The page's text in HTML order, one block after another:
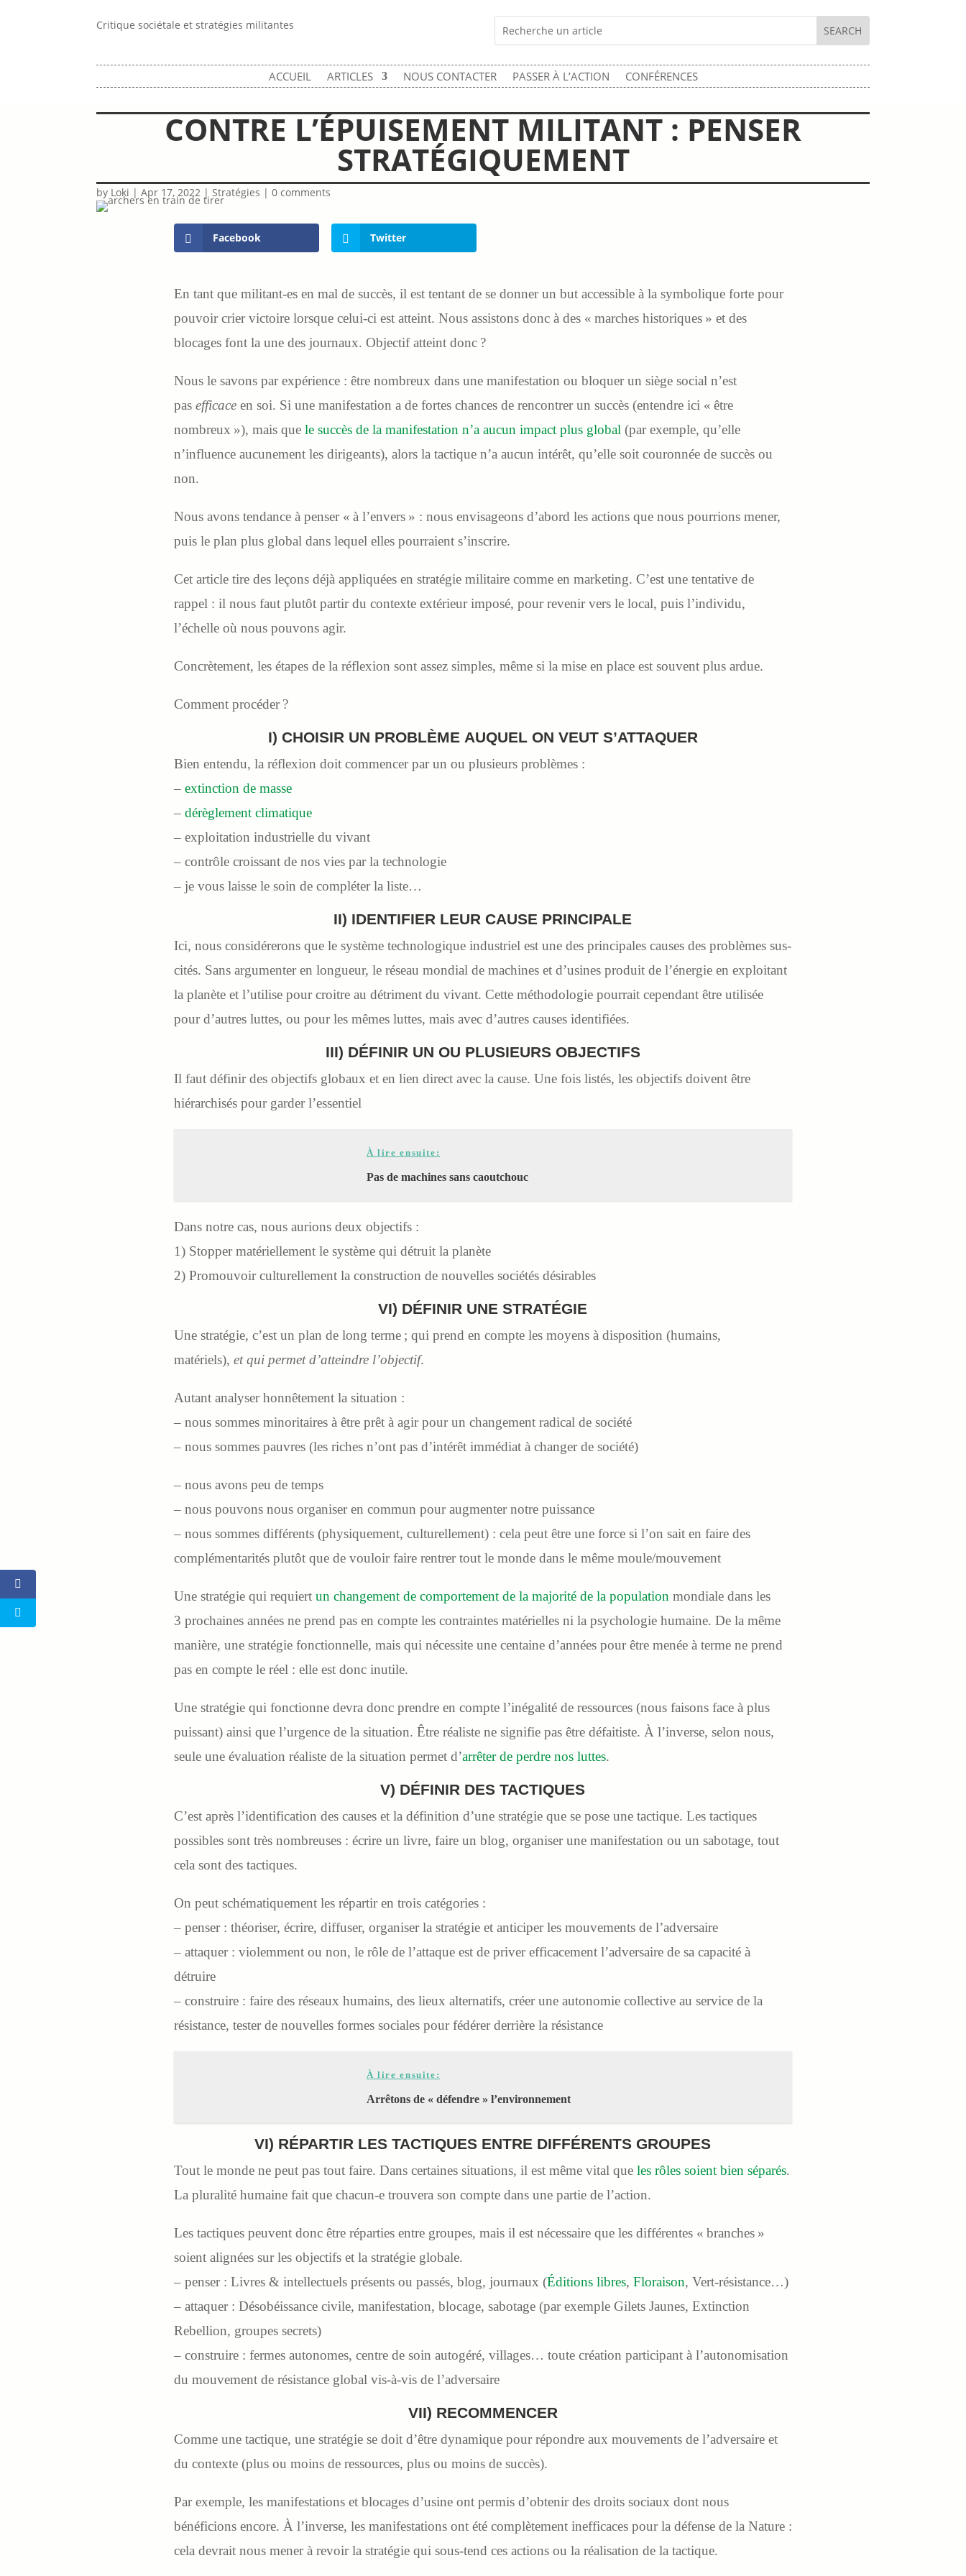
Critique sociétale et stratégies militantes
ACCUEIL ARTICLES NOUS CONTACTER PASSER À L’ACTION CONFÉRENCES
CONTRE L’ÉPUISEMENT MILITANT : PENSER
STRATÉGIQUEMENT
by Loki |Apr 17, 2022 |Stratégies |0 comments
Facebook Twitter
En tant que militant-es en mal de succès, il est tentant de se donner un but accessible à la symbolique forte pour
pouvoir crier victoire lorsque celui-ci est atteint. Nous assistons donc à des « marches historiques » et des
blocages font la une des journaux. Objectif atteint donc ?
Nous le savons par expérience : être nombreux dans une manifestation ou bloquer un siège social n’est
pas efficaceen soi. Si une manifestation a de fortes chances de rencontrer un succès (entendre ici « être
nombreux »), mais quele succès de la manifestation n’a aucun impact plus global (par exemple, qu’elle
n’influence aucunement les dirigeants), alors la tactique n’a aucun intérêt, qu’elle soit couronnée de succès ou
non.
Nous avons tendance à penser « à l’envers » : nous envisageons d’abord les actions que nous pourrions mener,
puis le plan plus global dans lequel elles pourraient s’inscrire.
Cet article tire des leçons déjà appliquées en stratégie militaire comme en marketing. C’est une tentative de
rappel : il nous faut plutôt partir du contexte extérieur imposé, pour revenir vers le local, puis l’individu,
l’échelle où nous pouvons agir.
Concrètement, les étapes de la réflexion sont assez simples, même si la mise en place est souvent plus ardue.
Comment procéder ?
I) CHOISIR UN PROBLÈME AUQUEL ON VEUT S’ATTAQUER
Bien entendu, la réflexion doit commencer par un ou plusieurs problèmes :
– extinction de masse
– dérèglement climatique
– exploitation industrielle du vivant
– contrôle croissant de nos vies par la technologie
– je vous laisse le soin de compléter la liste…
II) IDENTIFIER LEUR CAUSE PRINCIPALE
Ici, nous considérerons que le système technologique industriel est une des principales causes des problèmes sus-
cités. Sans argumenter en longueur, le réseau mondial de machines et d’usines produit de l’énergie en exploitant
la planète et l’utilise pour croitre au détriment du vivant. Cette méthodologie pourrait cependant être utilisée
pour d’autres luttes, ou pour les mêmes luttes, mais avec d’autres causes identifiées.
III) DÉFINIR UN OU PLUSIEURS OBJECTIFS
Il faut définir des objectifs globaux et en lien direct avec la cause. Une fois listés, les objectifs doivent être
hiérarchisés pour garder l’essentiel
À lire ensuite:
Pas de machines sans caoutchouc
Dans notre cas, nous aurions deux objectifs :
1) Stopper matériellement le système qui détruit la planète
2) Promouvoir culturellement la construction de nouvelles sociétés désirables
VI) DÉFINIR UNE STRATÉGIE
Une stratégie, c’est un plan de long terme ; qui prend en compte les moyens à disposition (humains,
matériels), et qui permet d’atteindre l’objectif.
Autant analyser honnêtement la situation :
– nous sommes minoritaires à être prêt à agir pour un changement radical de société
– nous sommes pauvres (les riches n’ont pas d’intérêt immédiat à changer de société)
– nous avons peu de temps
– nous pouvons nous organiser en commun pour augmenter notre puissance
– nous sommes différents (physiquement, culturellement) : cela peut être une force si l’on sait en faire des
complémentarités plutôt que de vouloir faire rentrer tout le monde dans le même moule/mouvement
Une stratégie qui requiert un changement de comportement de la majorité de la population mondiale dans les
3 prochaines années ne prend pas en compte les contraintes matérielles ni la psychologie humaine. De la même
manière, une stratégie fonctionnelle, mais qui nécessite une centaine d’années pour être menée à terme ne prend
pas en compte le réel : elle est donc inutile.
Une stratégie qui fonctionne devra donc prendre en compte l’inégalité de ressources (nous faisons face à plus
puissant) ainsi que l’urgence de la situation. Être réaliste ne signifie pas être défaitiste. À l’inverse, selon nous,
seule une évaluation réaliste de la situation permet d’arrêter de perdre nos luttes.
V) DÉFINIR DES TACTIQUES
C’est après l’identification des causes et la définition d’une stratégie que se pose une tactique. Les tactiques
possibles sont très nombreuses : écrire un livre, faire un blog, organiser une manifestation ou un sabotage, tout
cela sont des tactiques.
On peut schématiquement les répartir en trois catégories :
– penser : théoriser, écrire, diffuser, organiser la stratégie et anticiper les mouvements de l’adversaire
– attaquer : violemment ou non, le rôle de l’attaque est de priver efficacement l’adversaire de sa capacité à
détruire
– construire : faire des réseaux humains, des lieux alternatifs, créer une autonomie collective au service de la
résistance, tester de nouvelles formes sociales pour fédérer derrière la résistance
À lire ensuite:
Arrêtons de « défendre » l’environnement
VI) RÉPARTIR LES TACTIQUES ENTRE DIFFÉRENTS GROUPES
Tout le monde ne peut pas tout faire. Dans certaines situations, il est même vital que les rôles soient bien séparés.
La pluralité humaine fait que chacun-e trouvera son compte dans une partie de l’action.
Les tactiques peuvent donc être réparties entre groupes, mais il est nécessaire que les différentes « branches »
soient alignées sur les objectifs et la stratégie globale.
– penser : Livres & intellectuels présents ou passés, blog, journaux (Éditions libres, Floraison, Vert-résistance…)
– attaquer : Désobéissance civile, manifestation, blocage, sabotage (par exemple Gilets Jaunes, Extinction
Rebellion, groupes secrets)
– construire : fermes autonomes, centre de soin autogéré, villages… toute création participant à l’autonomisation
du mouvement de résistance global vis-à-vis de l’adversaire
VII) RECOMMENCER
Comme une tactique, une stratégie se doit d’être dynamique pour répondre aux mouvements de l’adversaire et
du contexte (plus ou moins de ressources, plus ou moins de succès).
Par exemple, les manifestations et blocages d’usine ont permis d’obtenir des droits sociaux dont nous
bénéficions encore. À l’inverse, les manifestations ont été complètement inefficaces pour la défense de la Nature :
cela devrait nous mener à revoir la stratégie qui sous-tend ces actions ou la réalisation de la tactique.